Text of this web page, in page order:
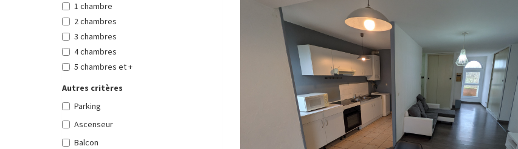
1 chambre
2 chambres
3 chambres
4 chambres
5 chambres et +
Autres critères
Parking
Ascenseur
Balcon